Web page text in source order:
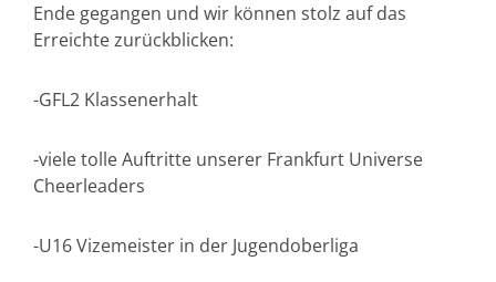
Ende gegangen und wir können stolz auf das
Erreichte zurückblicken:
-GFL2 Klassenerhalt
-viele tolle Auftritte unserer Frankfurt Universe
Cheerleaders
-U16 Vizemeister in der Jugendoberliga